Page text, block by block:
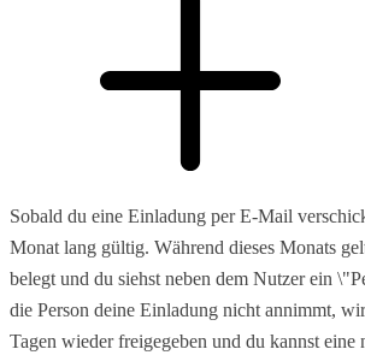
Sobald du eine Einladung per E-Mail
Monat lang gültig. Während dieses Monats
belegt und du siehst neben dem Nutzer ein
die Person deine Einladung nicht annimmt,
Tagen wieder freigegeben und du kannst eine